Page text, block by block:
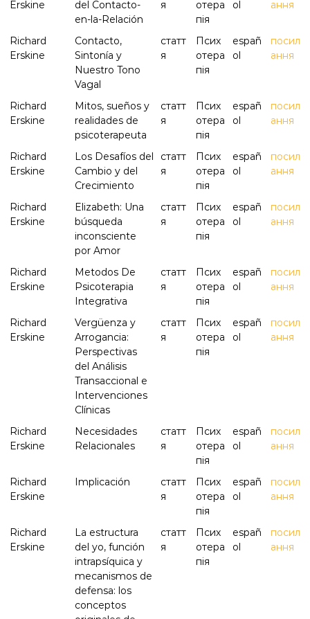
Erskine
del Contacto-
en-la-Relación
я
отера
пія
ol ання
Richard
Erskine
Contacto,
Sintonía y
Nuestro Tono
Vagal
статт
я
Псих
отера
пія
españ
ol
посил
ання
Richard
Erskine
Mitos, sueños y
realidades de
psicoterapeuta
статт
я
Псих
отера
пія
españ
ol
посил
ання
Richard
Erskine
Los Desafíos del
Cambio y del
Crecimiento
статт
я
Псих
отера
пія
españ
ol
посил
ання
Richard
Erskine
Elizabeth: Una
búsqueda
inconsciente
por Amor
статт
я
Псих
отера
пія
españ
ol
посил
ання
Richard
Erskine
Metodos De
Psicoterapia
Integrativa
статт
я
Псих
отера
пія
españ
ol
посил
ання
Richard
Erskine
Vergüenza y
Arrogancia:
Perspectivas
del Análisis
Transaccional e
Intervenciones
Clínicas
статт
я
Псих
отера
пія
españ
ol
посил
ання
Richard
Erskine
Necesidades
Relacionales
статт
я
Псих
отера
пія
españ
ol
посил
ання
Richard
Erskine
Implicación
статт
я
Псих
отера
пія
españ
ol
посил
ання
Richard
Erskine
La estructura
del yo, función
intrapsíquica y
mecanismos de
defensa: los
conceptos
статт
я
Псих
отера
пія
españ
ol
посил
ання